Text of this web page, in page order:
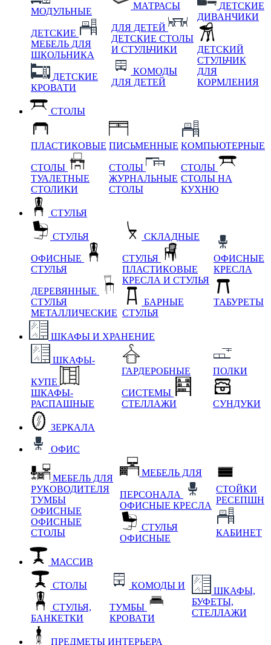
МОДУЛЬНЫЕ
ДЕТСКИЕ
МЕБЕЛЬ ДЛЯ
ШКОЛЬНИКА
ДЕТСКИЕ
КРОВАТИ
МАТРАСЫ
ДЛЯ ДЕТЕЙ
ДЕТСКИЕ СТОЛЫ
И СТУЛЬЧИКИ
КОМОДЫ
ДЛЯ ДЕТЕЙ
ДЕТСКИЕ
ДИВАНЧИКИ
ДЕТСКИЙ
СТУЛЬЧИК
ДЛЯ
КОРМЛЕНИЯ
СТОЛЫ
ПЛАСТИКОВЫЕ
СТОЛЫ
ТУАЛЕТНЫЕ
СТОЛИКИ
ПИСЬМЕННЫЕ
СТОЛЫ
ЖУРНАЛЬНЫЕ
СТОЛЫ
КОМПЬЮТЕРНЫЕ
СТОЛЫ
СТОЛЫ НА
КУХНЮ
СТУЛЬЯ
СТУЛЬЯ
ОФИСНЫЕ
СТУЛЬЯ
ДЕРЕВЯННЫЕ
СТУЛЬЯ
МЕТАЛЛИЧЕСКИЕ
СКЛАДНЫЕ
СТУЛЬЯ
ПЛАСТИКОВЫЕ
КРЕСЛА И СТУЛЬЯ
БАРНЫЕ
СТУЛЬЯ
ОФИСНЫЕ
КРЕСЛА
ТАБУРЕТЫ
ШКАФЫ И ХРАНЕНИЕ
ШКАФЫ-
КУПЕ
ШКАФЫ-
РАСПАШНЫЕ
ГАРДЕРОБНЫЕ
СИСТЕМЫ
СТЕЛЛАЖИ
ПОЛКИ
СУНДУКИ
ЗЕРКАЛА
ОФИС
МЕБЕЛЬ ДЛЯ
РУКОВОДИТЕЛЯ
ТУМБЫ
ОФИСНЫЕ
ОФИСНЫЕ
СТОЛЫ
МЕБЕЛЬ ДЛЯ
ПЕРСОНАЛА
ОФИСНЫЕ КРЕСЛА
СТУЛЬЯ
ОФИСНЫЕ
СТОЙКИ
РЕСЕПШН
КАБИНЕТ
МАССИВ
СТОЛЫ
СТУЛЬЯ,
БАНКЕТКИ
КОМОДЫ И
ТУМБЫ
КРОВАТИ
ШКАФЫ,
БУФЕТЫ,
СТЕЛЛАЖИ
ПРЕДМЕТЫ ИНТЕРЬЕРА